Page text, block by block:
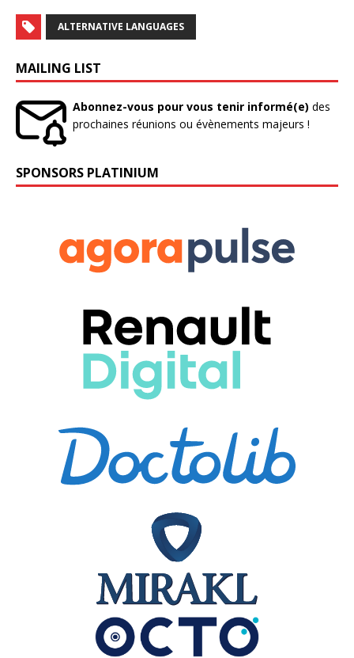
ALTERNATIVE LANGUAGES
MAILING LIST
Abonnez-vous pour vous tenir informé(e) des
prochaines réunions ou évènements majeurs !
SPONSORS PLATINIUM